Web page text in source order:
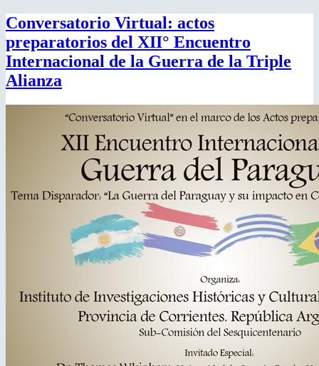
Conversatorio Virtual: actos
preparatorios del XII° Encuentro
Internacional de la Guerra de la Triple
Alianza